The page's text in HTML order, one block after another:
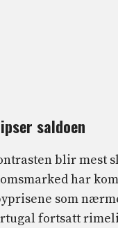
saldoen
blir mest
har
som
fortsatt